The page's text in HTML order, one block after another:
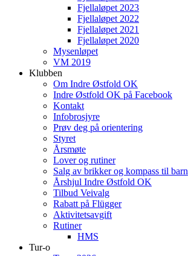
Fjellaløpet 2023
Fjellaløpet 2022
Fjellaløpet 2021
Fjellaløpet 2020
Mysenløpet
VM 2019
Klubben
Om Indre Østfold OK
Indre Østfold OK på Facebook
Kontakt
Infobrosjyre
Prøv deg på orientering
Styret
Årsmøte
Lover og rutiner
Salg av brikker og kompass til barn
Årshjul Indre Østfold OK
Tilbud Veivalg
Rabatt på Flügger
Aktivitetsavgift
Rutiner
HMS
Tur-o